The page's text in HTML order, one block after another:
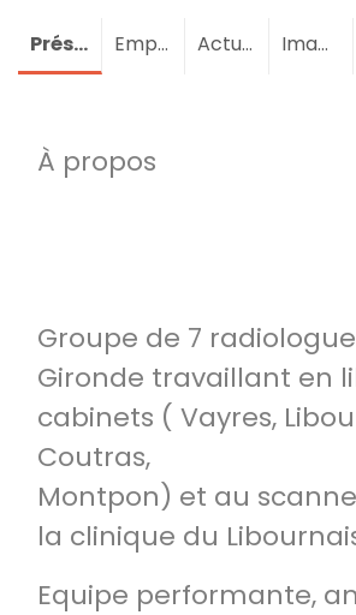
Présentation Emploi Actualités Images
À propos
Groupe de 7
Gironde travaillant en
cabinets ( Vayres,
Coutras,
Montpon) et au
la clinique du
Equipe performante,